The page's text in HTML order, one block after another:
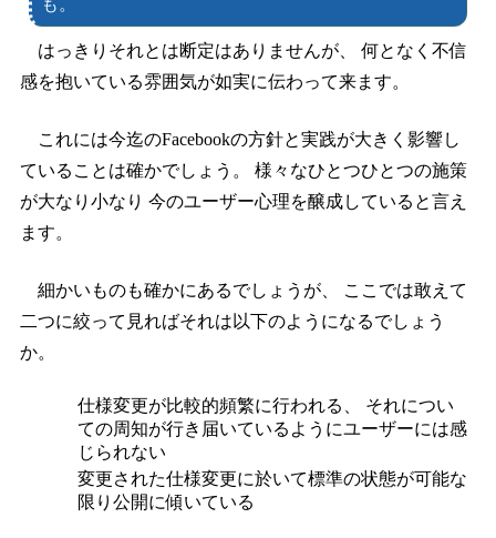
も。
はっきりそれとは断定はありませんが、 何となく不信
感を抱いている雰囲気が如実に伝わって来ます。
これには今迄のFacebookの方針と実践が大きく影響し
ていることは確かでしょう。 様々なひとつひとつの施策
が大なり小なり 今のユーザー心理を醸成していると言え
ます。
細かいものも確かにあるでしょうが、 ここでは敢えて
二つに絞って見ればそれは以下のようになるでしょう
か。
仕様変更が比較的頻繁に行われる、 それについ
ての周知が行き届いているようにユーザーには感
じられない
変更された仕様変更に於いて標準の状態が可能な
限り公開に傾いている